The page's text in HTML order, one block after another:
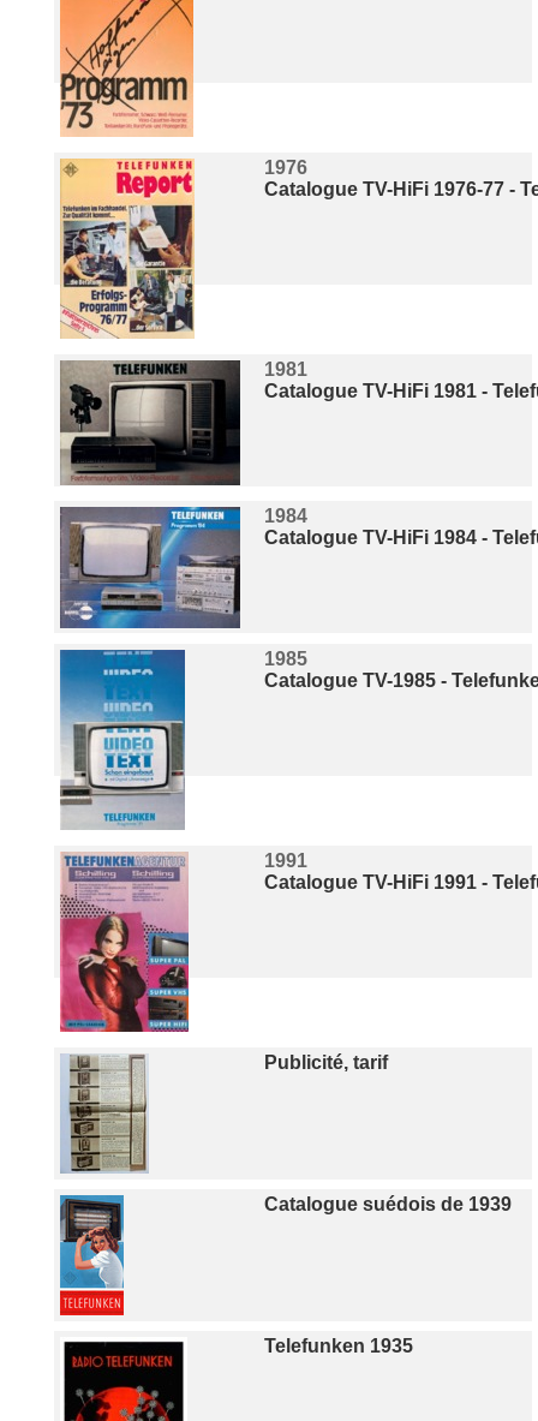
1976
Catalogue TV-HiFi 1976-77 -
1981
Catalogue TV-HiFi 1981 -
1984
Catalogue TV-HiFi 1984 -
1985
Catalogue TV-1985 -
1991
Catalogue TV-HiFi 1991 -
Publicité, tarif
Catalogue suédois de 1939
Telefunken 1935